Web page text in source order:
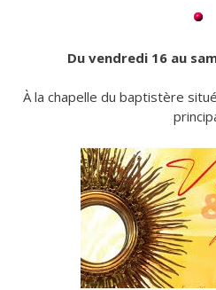
Du vendredi 16 au
À la chapelle du baptistère